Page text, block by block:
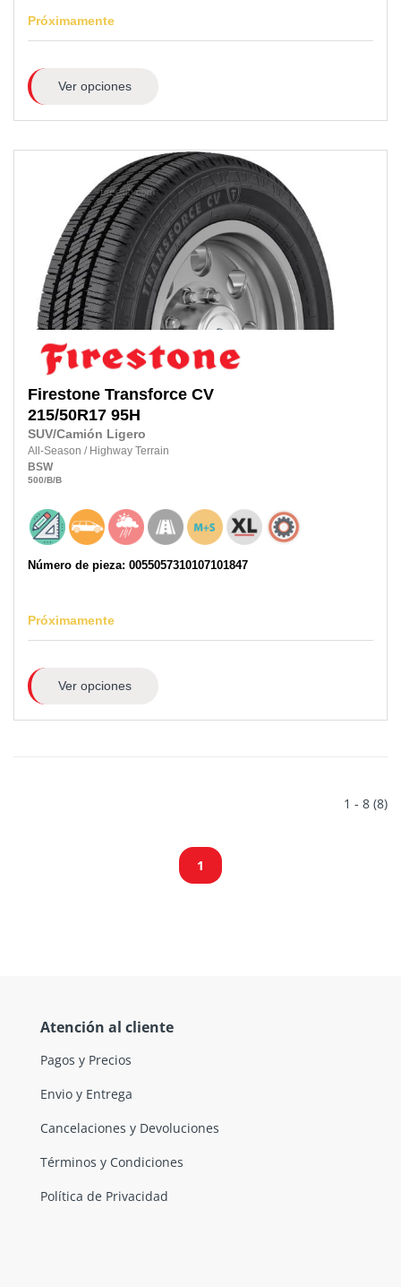
Próximamente
Ver opciones
Firestone Transforce CV
215/50R17 95H
SUV/Camión Ligero
All-Season / Highway Terrain
BSW
500/B/B
Número de pieza: 0055057310107101847
Próximamente
Ver opciones
1 - 8 (8)
1
Atención al cliente
Pagos y Precios
Envio y Entrega
Cancelaciones y Devoluciones
Términos y Condiciones
Política de Privacidad